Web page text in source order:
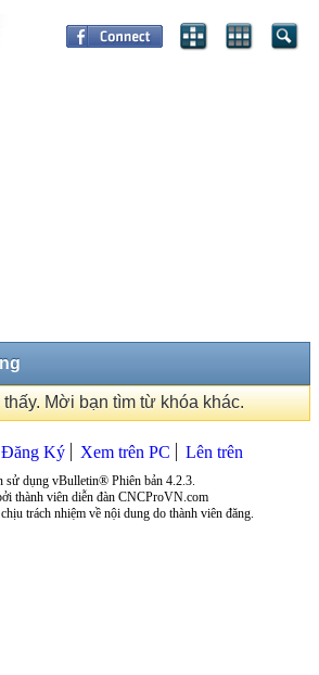
Mời bạn tìm từ khóa khác.
Đăng Ký Xem trên PC Lên trên
sử dụng vBulletin® Phiên bản 4.2.3.
thành viên diễn đàn CNCProVN.com
trách nhiệm về nội dung do thành viên đăng.